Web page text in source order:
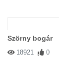
Szörny bogár
18921 0